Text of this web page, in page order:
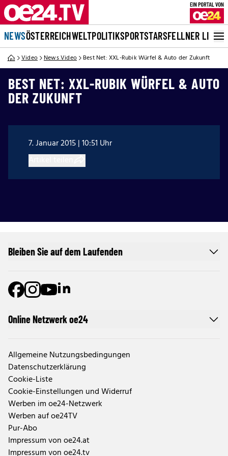
NEWSÖSTERREICHWELTPOLITIKSPORTSTARSFELLNER LIVE
Video News Video Best Net: XXL-Rubik Würfel & Auto der Zukunft
BEST NET: XXL-RUBIK WÜRFEL & AUTO
DER ZUKUNFT
7. Januar 2015 | 10:51 Uhr
Online Netzwerk oe24
Allgemeine Nutzungsbedingungen
Datenschutzerklärung
Cookie-Liste
Cookie-Einstellungen und Widerruf
Werben im oe24-Netzwerk
Werben auf oe24TV
Pur-Abo
Impressum von oe24.at
Impressum von oe24.tv
Bleiben Sie auf dem Laufenden